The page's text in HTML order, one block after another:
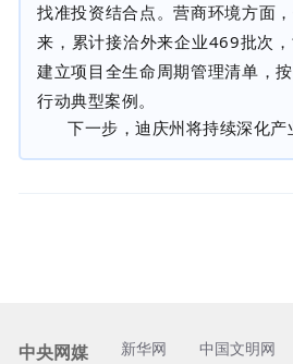
找准投资结合点。营商环境方面
来，累计接洽外来企业469批次
建立项目全生命周期管理清单，
行动典型案例。
下一步，迪庆州将持续深化产
中央网媒 新华网 中国文明网